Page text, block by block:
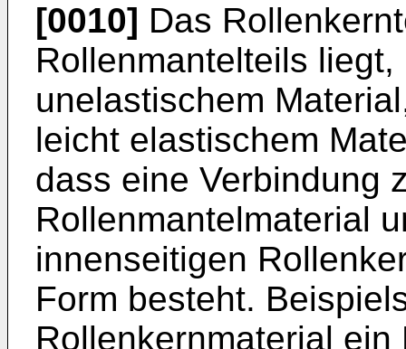
[0010] Das
Rollenmantelteils
unelastischem
leicht elastischem
dass eine Verbindung
Rollenmantelmaterial
innenseitigen
Form besteht.
Rollenkernmaterial